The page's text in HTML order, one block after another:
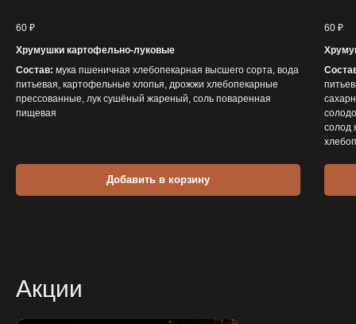
60 ₽
Хрумушки картофельно-луковые
Состав: мука пшеничная хлебопекарная высшего сорта, вода
питьевая, картофельные хлопья, дрожжи хлебопекарные
прессованные, лук сушёный жареный, соль поваренная
пищевая
Добавить в корзину
60 ₽
солод
Акции